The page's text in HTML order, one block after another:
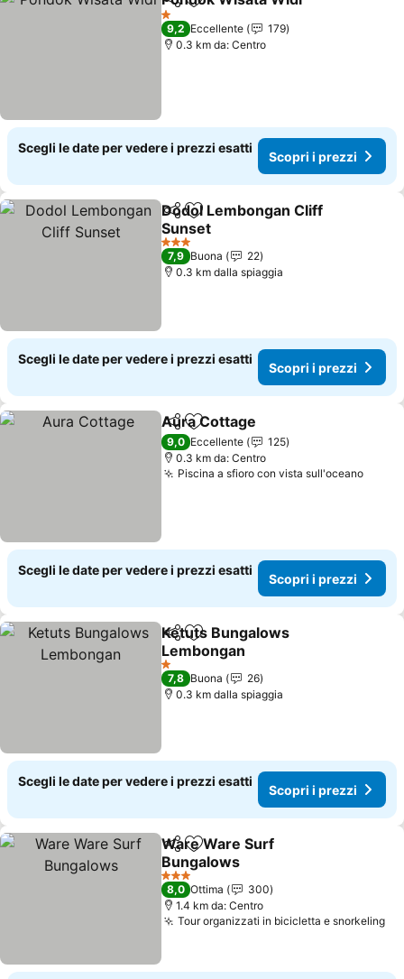
CondividiAggiungi ai preferiti
1 Stelle
9,2 Eccellente
179
0.3 km da: Centro
Scegli le date per vedere i prezzi esatti
Scopri i prezzi
CondividiAggiungi ai preferiti
Dodol Lembongan Cliff
Sunset
3 Stelle
7,9 Buona
22
0.3 km dalla spiaggia
Scegli le date per vedere i prezzi esatti
Scopri i prezzi
CondividiAggiungi ai preferiti
Aura Cottage
9,0 Eccellente
125
0.3 km da: Centro
Piscina a sfioro con vista sull'oceano
Scegli le date per vedere i prezzi esatti
Scopri i prezzi
CondividiAggiungi ai preferiti
Ketuts Bungalows
Lembongan
1 Stelle
7,8 Buona
26
0.3 km dalla spiaggia
Scegli le date per vedere i prezzi esatti
Scopri i prezzi
CondividiAggiungi ai preferiti
Ware Ware Surf
Bungalows
3 Stelle
8,0 Ottima
300
1.4 km da: Centro
Tour organizzati in bicicletta e snorkeling